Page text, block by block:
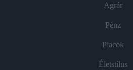
Agrár
Pénz
Piacok
Életstílus